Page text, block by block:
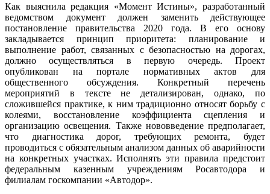
Как выяснила редакция «Момент Истины», разработанный
ведомством документ должен заменить действующее
постановление правительства 2020 года. В его основу
закладывается принцип приоритета: планирование и
выполнение работ, связанных с безопасностью на дорогах,
должно осуществляться в первую очередь. Проект
опубликован на портале нормативных актов для
общественного обсуждения. Конкретный перечень
мероприятий в тексте не детализирован, однако, по
сложившейся практике, к ним традиционно относят борьбу с
колеями, восстановление коэффициента сцепления и
организацию освещения. Также нововведение предполагает,
что диагностика дорог, требующих ремонта, будет
проводиться с обязательным анализом данных об аварийности
на конкретных участках. Исполнять эти правила предстоит
федеральным казенным учреждениям Росавтодора и
филиалам госкомпании «Автодор».